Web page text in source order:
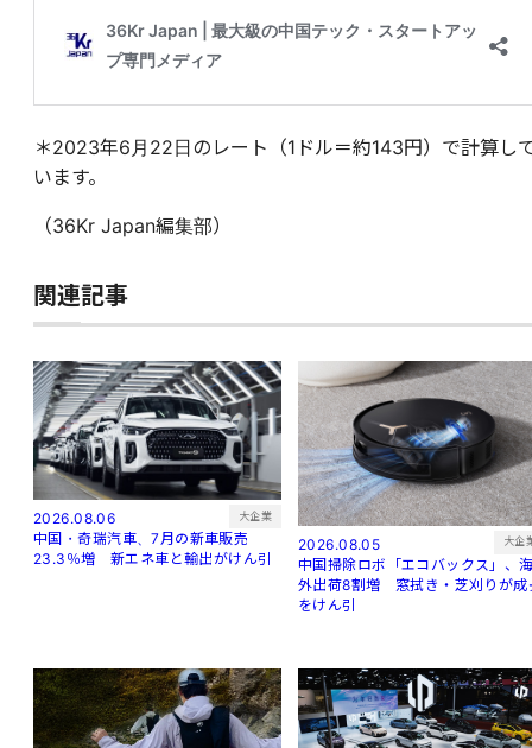
＊2023年6月22日のレート（1ドル＝約143円）で計算し
います。
（36Kr Japan編集部）
関連記事
2026.08.06 大企業
中国・奇瑞汽車、7月の新車販売
23.3％増 新エネ車と輸出がけん引
2026.08.05 大企
中国掃除ロボ「エコバックス」、
外出荷8割増 窓拭き・芝刈りが成
をけん引